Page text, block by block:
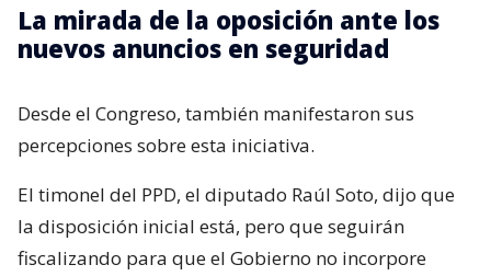
La mirada de la oposición ante los
nuevos anuncios en seguridad
Desde el Congreso, también manifestaron sus
percepciones sobre esta iniciativa.
El timonel del PPD, el diputado Raúl Soto, dijo que
la disposición inicial está, pero que seguirán
fiscalizando para que el Gobierno no incorpore